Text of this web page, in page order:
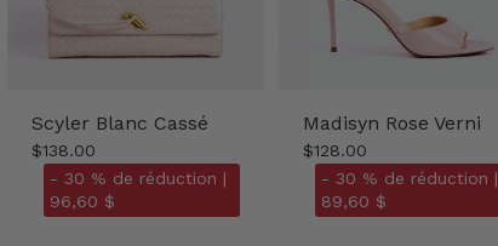
Scyler Blanc Cassé
$138.00
- 30 % de réduction |
96,60 $
Madisyn Rose Verni
$128.00
- 30 % de réduction |
89,60 $